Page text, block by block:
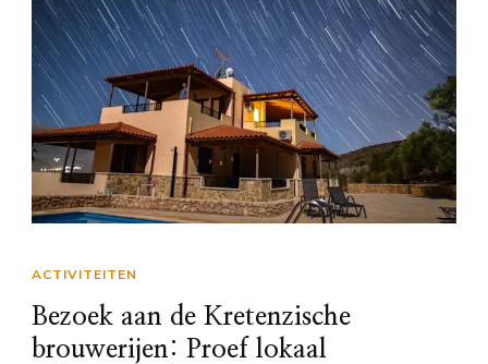
ACTIVITEITEN
Bezoek aan de Kretenzische
brouwerijen: Proef lokaal